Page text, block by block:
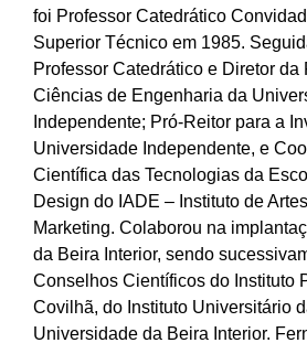
foi Professor Catedrático
Superior Técnico em 1985.
Professor Catedrático e Diretor da
Ciências de Engenharia da
Independente; Pró-Reitor para a
Universidade Independente, e
Científica das Tecnologias da
Design do IADE – Instituto de
Marketing. Colaborou na
da Beira Interior, sendo
Conselhos Científicos do Instituto
Covilhã, do Instituto Universitário
Universidade da Beira Interior.